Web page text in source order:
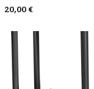
. Garantie 3 ans
20,00€